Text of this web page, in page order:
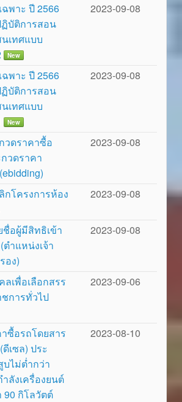
พาะ ปี 2566
บัติการสอน
เทศแบบ
New
2023-09-08
พาะ ปี 2566
บัติการสอน
เทศแบบ
New
2023-09-08
วดราคาซื้อ
วดราคา
2023-09-08
กโครงการห้อง
2023-09-08
ชื่อผู้มีสิทธิเข้า
ำแหน่งเจ้า
อง)
2023-09-08
เพื่อเลือกสรร
การทั่วไป
2023-09-06
ซื้อรถโดยสาร
เซล) ประ
ไม่ต่ำกว่า
ลังเครื่องยนต์
90 กิโลวัตต์
2023-08-10